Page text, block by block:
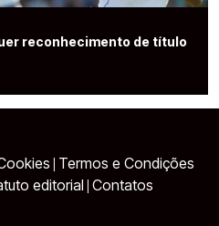
reconhecimento de título
Termos e Condições
editorial Contatos